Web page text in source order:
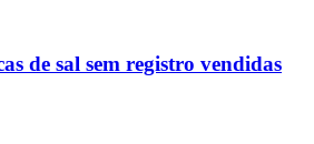
de sal sem registro vendidas